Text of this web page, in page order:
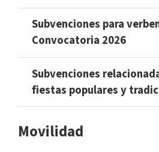
Subvenciones para
Convocatoria 2026
Subvenciones
fiestas populares y
Movilidad